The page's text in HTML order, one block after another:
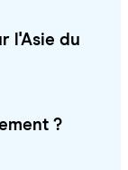
l'Asie du
?